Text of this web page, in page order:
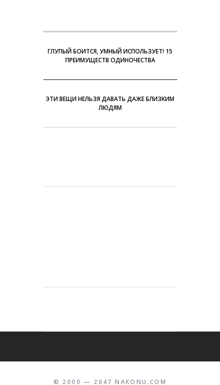
ГЛУПЫЙ БОИТСЯ, УМНЫЙ ИСПОЛЬЗУЕТ! 15
ПРЕИМУЩЕСТВ ОДИНОЧЕСТВА
ЭТИ ВЕЩИ НЕЛЬЗЯ ДАВАТЬ ДАЖЕ БЛИЗКИМ
ЛЮДЯМ
© 2000 — 2047 NAKONU.COM